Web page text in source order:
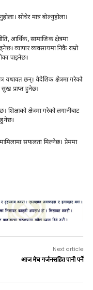
सोचेर मात्र बोल्नुहोला।
आर्थिक, सामाजिक क्षेत्रमा
व्यापार व्यवसायमा निकै राम्रो
पाइनेछ।
यथावत छन्। वैदेशिक क्षेत्रमा गरेको
प्राप्त हुनेछ।
शिक्षाको क्षेत्रमा गरेको लगानीबाट
सफलता मिल्नेछ। प्रेममा
Next article
आज मेघ गर्जनसहित पानी पर्ने